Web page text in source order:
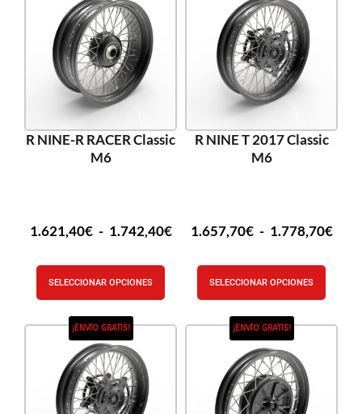
R NINE-R RACER Classic
M6
1.621,40€ - 1.742,40€
SELECCIONAR OPCIONES
R NINE T 2017 Classic
M6
1.657,70€ - 1.778,70€
SELECCIONAR OPCIONES
¡ENVÍO GRATIS! ¡ENVÍO GRATIS!